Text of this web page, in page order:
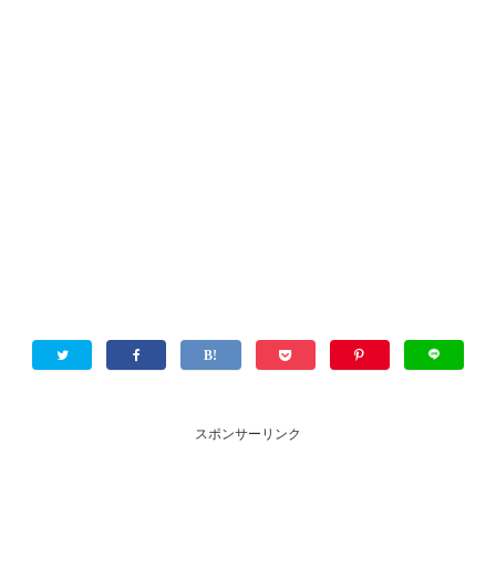
スポンサーリンク